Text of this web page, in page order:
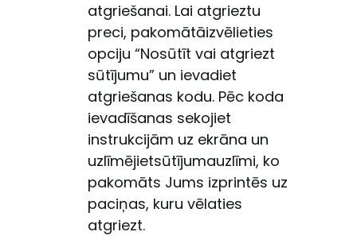
atgriešanai. Lai atgrieztu
preci, pakomātāizvēlieties
opciju “Nosūtīt vai atgriezt
sūtījumu” un ievadiet
atgriešanas kodu. Pēc koda
ievadīšanas sekojiet
instrukcijām uz ekrāna un
uzlīmējietsūtījumauzlīmi, ko
pakomāts Jums izprintēs uz
paciņas, kuru vēlaties
atgriezt.